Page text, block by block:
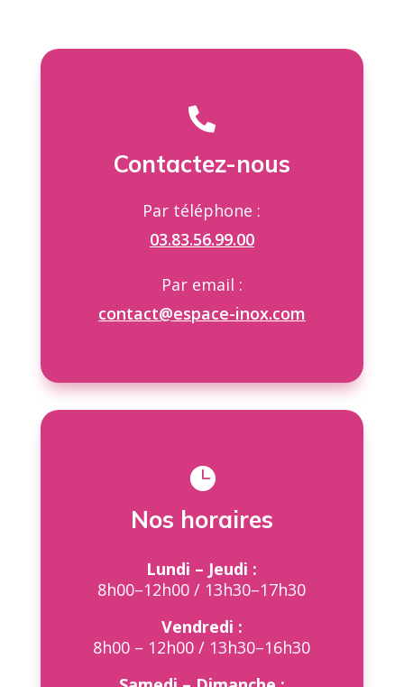

Contactez-nous
Par téléphone :
03.83.56.99.00
Par email :
contact@espace-inox.com

Nos horaires
Lundi – Jeudi :
8h00–12h00 / 13h30–17h30
Vendredi :
8h00 – 12h00 / 13h30–16h30